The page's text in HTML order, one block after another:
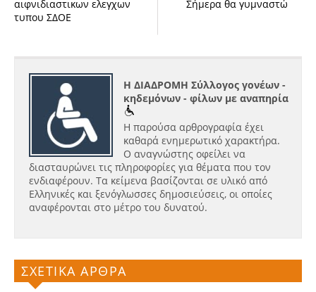
αιφνιδιαστικων ελεγχων
τυπου ΣΔΟΕ
Σήμερα θα γυμναστώ
Η ΔΙΑΔΡΟΜΗ Σύλλογος γονέων -
κηδεμόνων - φίλων με αναπηρία
Η παρούσα αρθρογραφία έχει
καθαρά ενημερωτικό χαρακτήρα.
Ο αναγνώστης οφείλει να
διασταυρώνει τις πληροφορίες για θέματα που τον
ενδιαφέρουν. Τα κείμενα βασίζονται σε υλικό από
Ελληνικές και ξενόγλωσσες δημοσιεύσεις, οι οποίες
αναφέρονται στο μέτρο του δυνατού.
ΣΧΕΤΙΚΑ ΑΡΘΡΑ